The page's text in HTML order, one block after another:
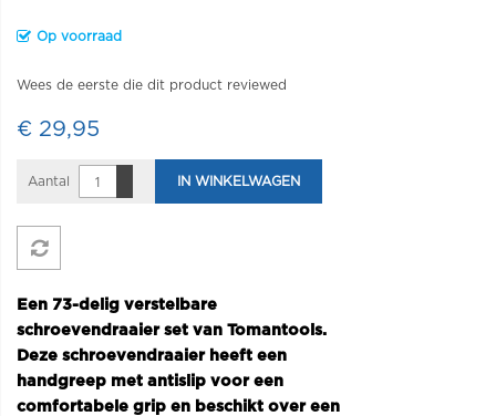
Op voorraad
Wees de eerste die dit product reviewed
€ 29,95
Aantal IN WINKELWAGEN
Een 73-delig verstelbare
schroevendraaier set van Tomantools.
Deze schroevendraaier heeft een
handgreep met antislip voor een
comfortabele grip en beschikt over een